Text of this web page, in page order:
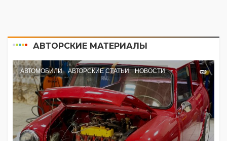
АВТОРСКИЕ МАТЕРИАЛЫ
АВТОМОБИЛИ АВТОРСКИЕ СТАТЬИ НОВОСТИ